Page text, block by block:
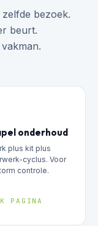
bezoek.
beurt.
onderhoud
plus kit plus
cyclus. Voor
controle.
PAGINA